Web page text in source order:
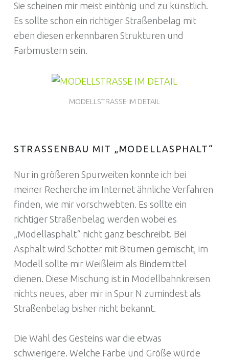
Sie scheinen mir meist eintönig und zu künstlich.
Es sollte schon ein richtiger Straßenbelag mit
eben diesen erkennbaren Strukturen und
Farbmustern sein.
MODELLSTRASSE IM DETAIL
STRASSENBAU MIT „MODELLASPHALT“
Nur in größeren Spurweiten konnte ich bei
meiner Recherche im Internet ähnliche Verfahren
finden, wie mir vorschwebten. Es sollte ein
richtiger Straßenbelag werden wobei es
„Modellasphalt“ nicht ganz beschreibt. Bei
Asphalt wird Schotter mit Bitumen gemischt, im
Modell sollte mir Weißleim als Bindemittel
dienen. Diese Mischung ist in Modellbahnkreisen
nichts neues, aber mir in Spur N zumindest als
Straßenbelag bisher nicht bekannt.
Die Wahl des Gesteins war die etwas
schwierigere. Welche Farbe und Größe würde